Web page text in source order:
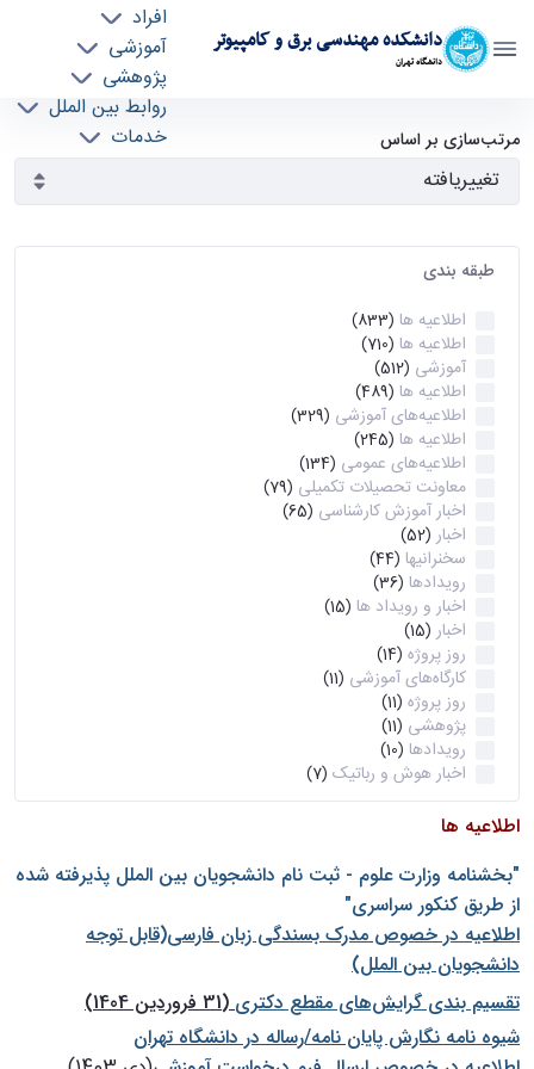
دانشکده مهندسی برق و کامپیوتر
دانشگاه تهران
افراد
آموزشی
پژوهشی
روابط بین الملل
خدمات
آرشیو اطلاعیه ها - ece- دانشکده مهندسی برق و
کامپیوتر
مرتب‌سازی بر اساس
طبقه بندی
اطلاعیه ها (833)
اطلاعیه ها (710)
آموزشی (512)
اطلاعیه ها (489)
اطلاعیه‌های‌ آموزشی (329)
اطلاعیه ها (245)
اطلاعیه‌های عمومی (134)
معاونت تحصیلات تکمیلی (79)
اخبار آموزش کارشناسی (65)
اخبار (52)
سخنرانیها (44)
رویدادها (36)
اخبار و رویداد ها (15)
اخبار (15)
روز پروژه (14)
کارگاه‌های آموزشی (11)
روز پروژه (11)
پژوهشی (11)
رویدادها (10)
اخبار هوش و رباتیک (7)
اطلاعیه ها
"بخشنامه وزارت علوم - ثبت نام دانشجويان بين الملل پذيرفته شده
از طريق كنكور سراسری"
اطلاعیه در خصوص مدرک بسندگی زبان فارسی(قابل توجه
دانشجویان بین الملل)
تقسیم بندی گرایش‌های مقطع دکتری(31 فروردین 1404)
شيوه نامه نگارش پايان نامه/رساله در دانشگاه تهران